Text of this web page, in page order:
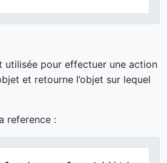
utilisée pour effectuer une action
et retourne l’objet sur lequel
reference :